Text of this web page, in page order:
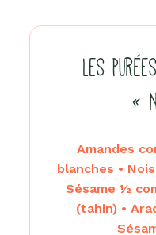
LES
«
Amandes
blanches •
Sésame ½
(tahin) •